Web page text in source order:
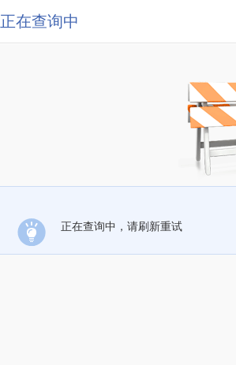
正在查询中
正在查询中，请刷新重试